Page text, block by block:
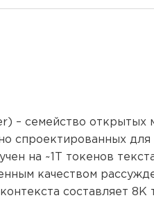
– семейство открытых
спроектированных
на ~1T токенов
качеством
составляет 8K